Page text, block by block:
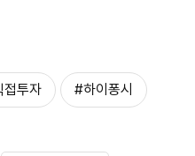
접투자 #하이퐁시